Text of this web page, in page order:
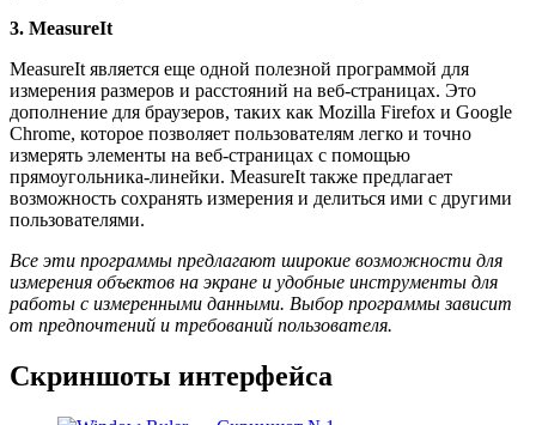
3. MeasureIt
MeasureIt является еще одной полезной программой для
измерения размеров и расстояний на веб-страницах. Это
дополнение для браузеров, таких как Mozilla Firefox и Google
Chrome, которое позволяет пользователям легко и точно
измерять элементы на веб-страницах с помощью
прямоугольника-линейки. MeasureIt также предлагает
возможность сохранять измерения и делиться ими с другими
пользователями.
Все эти программы предлагают широкие возможности для
измерения объектов на экране и удобные инструменты для
работы с измеренными данными. Выбор программы зависит
от предпочтений и требований пользователя.
Скриншоты интерфейса